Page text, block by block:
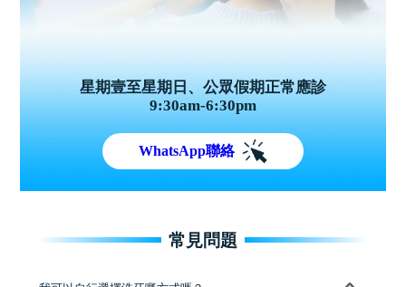
星期壹至星期日、公眾假期正常應診
9:30am-6:30pm
WhatsApp聯絡
常見問題